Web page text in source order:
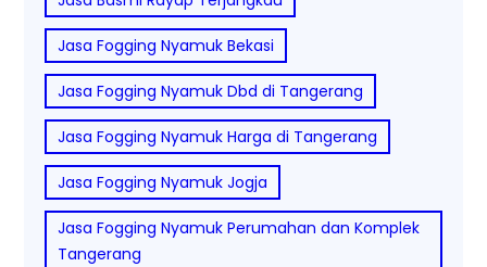
Jasa Fogging Nyamuk Bekasi
Jasa Fogging Nyamuk Dbd di Tangerang
Jasa Fogging Nyamuk Harga di Tangerang
Jasa Fogging Nyamuk Jogja
Jasa Fogging Nyamuk Perumahan dan Komplek
Tangerang